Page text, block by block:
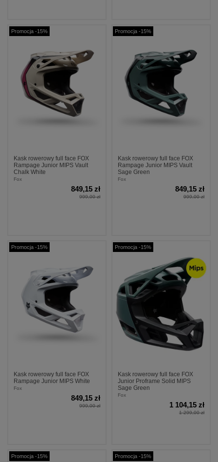
Promocja -15%
Kask rowerowy full face FOX
Rampage Junior MIPS Vault
Chalk White
Fox
849,15 zł
999,00 zł
Promocja -15%
Kask rowerowy full face FOX
Rampage Junior MIPS Vault
Sage Green
Fox
849,15 zł
999,00 zł
Promocja -15%
Kask rowerowy full face FOX
Rampage Junior MIPS White
Fox
849,15 zł
999,00 zł
Promocja -15%
Kask rowerowy full face FOX
Junior Proframe Solid MIPS
Sage Green
Fox
1 104,15 zł
1 299,00 zł
Promocja -15% Promocja -15%